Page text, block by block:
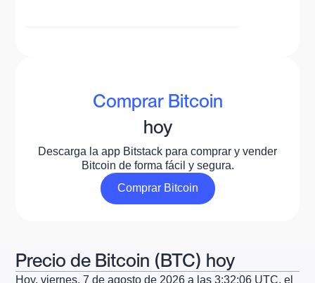
Comprar Bitcoin
hoy
Descarga la app Bitstack para comprar y vender
Bitcoin de forma fácil y segura.
Comprar Bitcoin
Comprar Bitcoin
Precio de Bitcoin (BTC) hoy
Hoy,viernes, 7 de agosto de 2026 a las3:32:06 UTC, el